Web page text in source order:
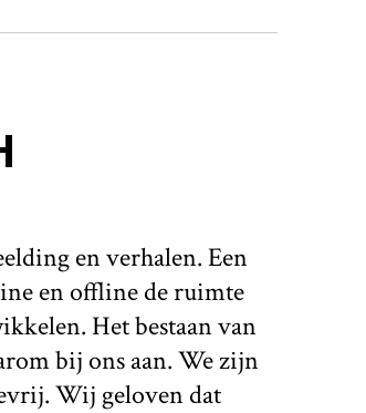
en verhalen. Een
en offline de ruimte
Het bestaan van
bij ons aan. We zijn
Wij geloven dat